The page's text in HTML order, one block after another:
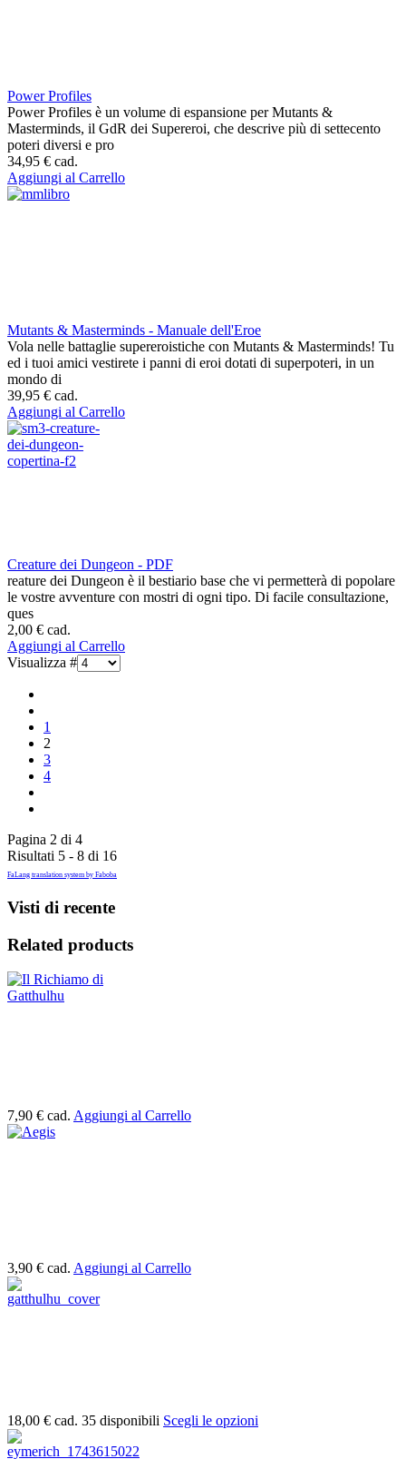
Power Profiles
Power Profiles è un volume di espansione per Mutants &
Masterminds, il GdR dei Supereroi, che descrive più di settecento
poteri diversi e pro
34,95 € cad.
Aggiungi al Carrello
Mutants & Masterminds - Manuale dell'Eroe
Vola nelle battaglie supereroistiche con Mutants & Masterminds! Tu
ed i tuoi amici vestirete i panni di eroi dotati di superpoteri, in un
mondo di
39,95 € cad.
Aggiungi al Carrello
Creature dei Dungeon - PDF
reature dei Dungeon è il bestiario base che vi permetterà di popolare
le vostre avventure con mostri di ogni tipo. Di facile consultazione,
ques
2,00 € cad.
Aggiungi al Carrello
Visualizza #
1
2
3
4
Pagina 2 di 4
Risultati 5 - 8 di 16
FaLang translation system by Faboba
Visti di recente
Related products
7,90 € cad. Aggiungi al Carrello
3,90 € cad. Aggiungi al Carrello
18,00 € cad. 35 disponibili Scegli le opzioni